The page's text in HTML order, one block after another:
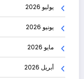
يوليو 2026
يونيو 2026
مايو 2026
أبريل 2026